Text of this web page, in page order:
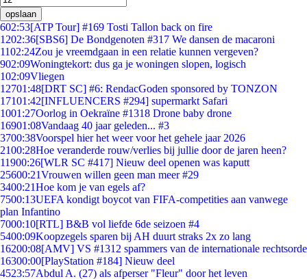
opslaan
602:53[ATP Tour] #169 Tosti Tallon back on fire
1202:36[SBS6] De Bondgenoten #317 We dansen de macaroni
1102:24Zou je vreemdgaan in een relatie kunnen vergeven?
902:09Woningtekort: dus ga je woningen slopen, logisch
102:09Vliegen
12701:48[DRT SC] #6: RendacGoden sponsored by TONZON
17101:42[INFLUENCERS #294] supermarkt Safari
1001:27Oorlog in Oekraïne #1318 Drone baby drone
16901:08Vandaag 40 jaar geleden... #3
3700:38Voorspel hier het weer voor het gehele jaar 2026
2100:28Hoe veranderde rouw/verlies bij jullie door de jaren heen?
11900:26[WLR SC #417] Nieuw deel openen was kaputt
25600:21Vrouwen willen geen man meer #29
3400:21Hoe kom je van egels af?
7500:13UEFA kondigt boycot van FIFA-competities aan vanwege
plan Infantino
7000:10[RTL] B&B vol liefde 6de seizoen #4
5400:09Koopzegels sparen bij AH duurt straks 2x zo lang
16200:08[AMV] VS #1312 spammers van de internationale rechtsorde
16300:00[PlayStation #184] Nieuw deel
4523:57Abdul A. (27) als afperser "Fleur" door het leven